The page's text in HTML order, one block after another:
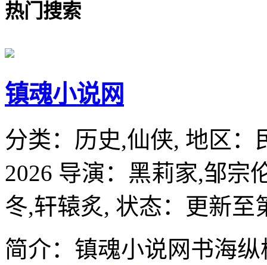
热门搜索
镇魂小说网
分类： 历史,仙侠, 地区：
2026 导演： 黑莉家,邹宗
冬,轩辕炙, 状态：更新至
简介：镇魂小说网书海